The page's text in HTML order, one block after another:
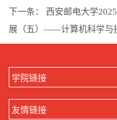
下一条： 西安邮电大学
展（五）——计算机科学与